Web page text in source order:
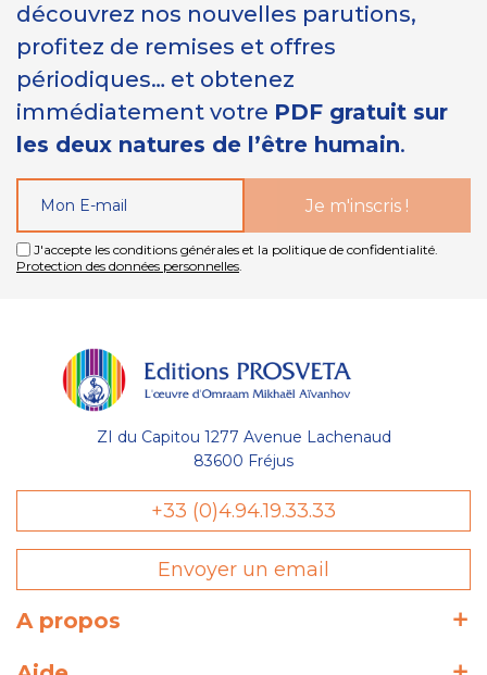
des cookies nécessaires au bon
de votre navigation :
et de votre panier, avec ou
découvrez nos nouvelles parutions,
profitez de remises et offres
périodiques… et obtenez
immédiatement votre PDF gratuit sur
les deux natures de l’être humain.
J'accepte les conditions générales et la politique de confidentialité.
Protection des données personnelles.
ZI du Capitou 1277 Avenue Lachenaud
83600 Fréjus
+33 (0)4.94.19.33.33
Envoyer un email
A propos